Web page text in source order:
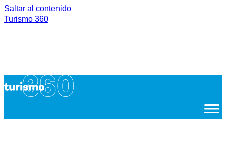
Saltar al contenido
Turismo 360